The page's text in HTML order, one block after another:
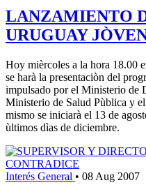
LANZAMIENTO
URUGUAY
Hoy mièrcoles a la hora 18.00
se harà la presentaciòn del
impulsado por el Ministerio de
Ministerio de Salud Pùblica y
mismo se iniciarà el 13 de
ùltimos dìas de diciembre.
Interés General • 08 Aug 2007